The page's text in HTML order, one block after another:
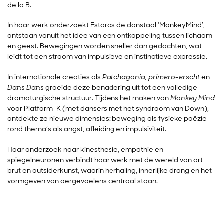
de la B.
In haar werk onderzoekt Estaras de danstaal ‘MonkeyMind’,
ontstaan vanuit het idee van een ontkoppeling tussen lichaam
en geest. Bewegingen worden sneller dan gedachten, wat
leidt tot een stroom van impulsieve en instinctieve expressie.
In internationale creaties als Patchagonia, primero-erschten
Dans Dansgroeide deze benadering uit tot een volledige
dramaturgische structuur. Tijdens het maken vanMonkey Mind
voor Platform-K (met dansers met het syndroom van Down),
ontdekte ze nieuwe dimensies: beweging als fysieke poëzie
rond thema’s als angst, afleiding en impulsiviteit.
Haar onderzoek naar kinesthesie, empathie en
spiegelneuronen verbindt haar werk met de wereld van art
brut en outsiderkunst, waarin herhaling, innerlijke drang en het
vormgeven van oergevoelens centraal staan.